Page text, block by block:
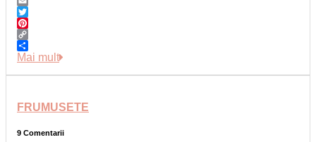
Email
Twitter
Pinterest
Copy
Link
Share
Mai mult
FRUMUSETE
9 Comentarii